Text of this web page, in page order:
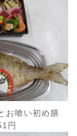
お喰い初め膳
円